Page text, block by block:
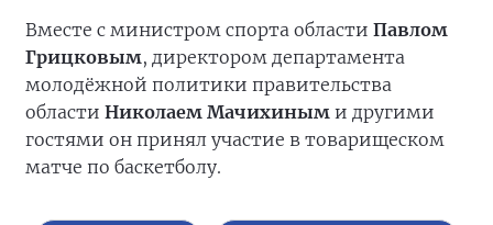
Вместе с министром спорта области Павлом
Грицковым, директором департамента
молодёжной политики правительства
области Николаем Мачихиным и другими
гостями он принял участие в товарищеском
матче по баскетболу.